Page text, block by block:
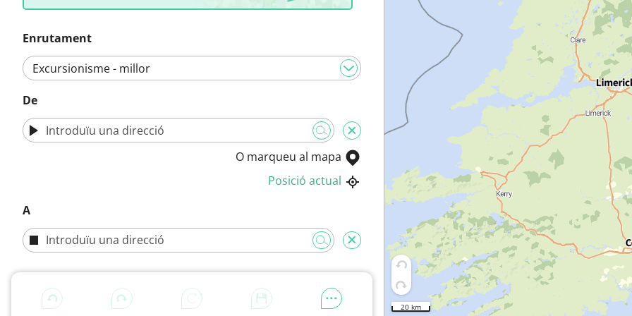
Enrutament
De
O marqueu al mapa
Posició actual
A
20 km